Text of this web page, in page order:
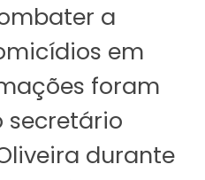
a
em
foram
secretário
durante